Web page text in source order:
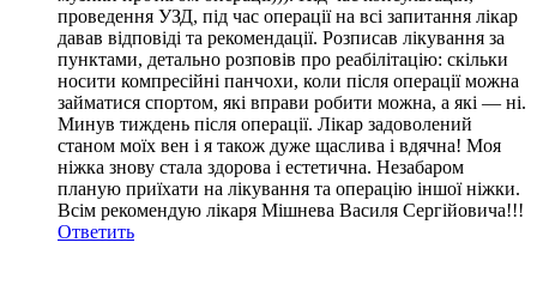
проведення УЗД, під час операції на всі запитання лікар
давав відповіді та рекомендації. Розписав лікування за
пунктами, детально розповів про реабілітацію: скільки
носити компресійні панчохи, коли після операції можна
займатися спортом, які вправи робити можна, а які — ні.
Минув тиждень після операції. Лікар задоволений
станом моїх вен і я також дуже щаслива і вдячна! Моя
ніжка знову стала здорова і естетична. Незабаром
планую приїхати на лікування та операцію іншої ніжки.
Всім рекомендую лікаря Мішнева Василя Сергійовича!!!
Ответить